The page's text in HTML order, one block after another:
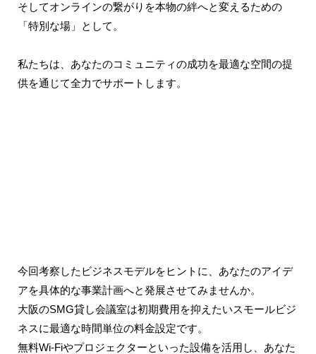
そしてオンラインの繋がりを本物の絆へと変えるための
「特別な場」として。
私たちは、あなたのコミュニティの成功を最適な空間の提
供を通じて全力でサポートします。
今回考察したビジネスモデルをヒントに、あなたのアイデ
アを具体的な事業計画へと発展させてみませんか。
大阪のSMG貸し会議室は初期費用を抑えたいスモールビジ
ネスに最適な時間単位の料金設定です。
無料Wi-Fiやプロジェクターといった設備を活用し、あなた